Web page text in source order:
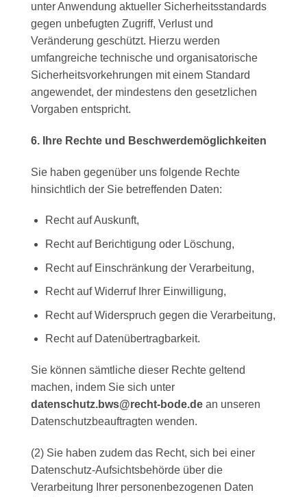
unter Anwendung aktueller Sicherheitsstandards
gegen unbefugten Zugriff, Verlust und
Veränderung geschützt. Hierzu werden
umfangreiche technische und organisatorische
Sicherheitsvorkehrungen mit einem Standard
angewendet, der mindestens den gesetzlichen
Vorgaben entspricht.
6. Ihre Rechte und Beschwerdemöglichkeiten
Sie haben gegenüber uns folgende Rechte
hinsichtlich der Sie betreffenden Daten:
Recht auf Auskunft,
Recht auf Berichtigung oder Löschung,
Recht auf Einschränkung der Verarbeitung,
Recht auf Widerruf Ihrer Einwilligung,
Recht auf Widerspruch gegen die Verarbeitung,
Recht auf Datenübertragbarkeit.
Sie können sämtliche dieser Rechte geltend
machen, indem Sie sich unter
datenschutz.bws@recht-bode.de an unseren
Datenschutzbeauftragten wenden.
(2) Sie haben zudem das Recht, sich bei einer
Datenschutz-Aufsichtsbehörde über die
Verarbeitung Ihrer personenbezogenen Daten